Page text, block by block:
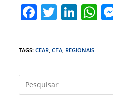
F
c
b
o
T
itt
er
Li
k
dI
n
W
A
p
TAGS:CEAR CFA REGIONAIS